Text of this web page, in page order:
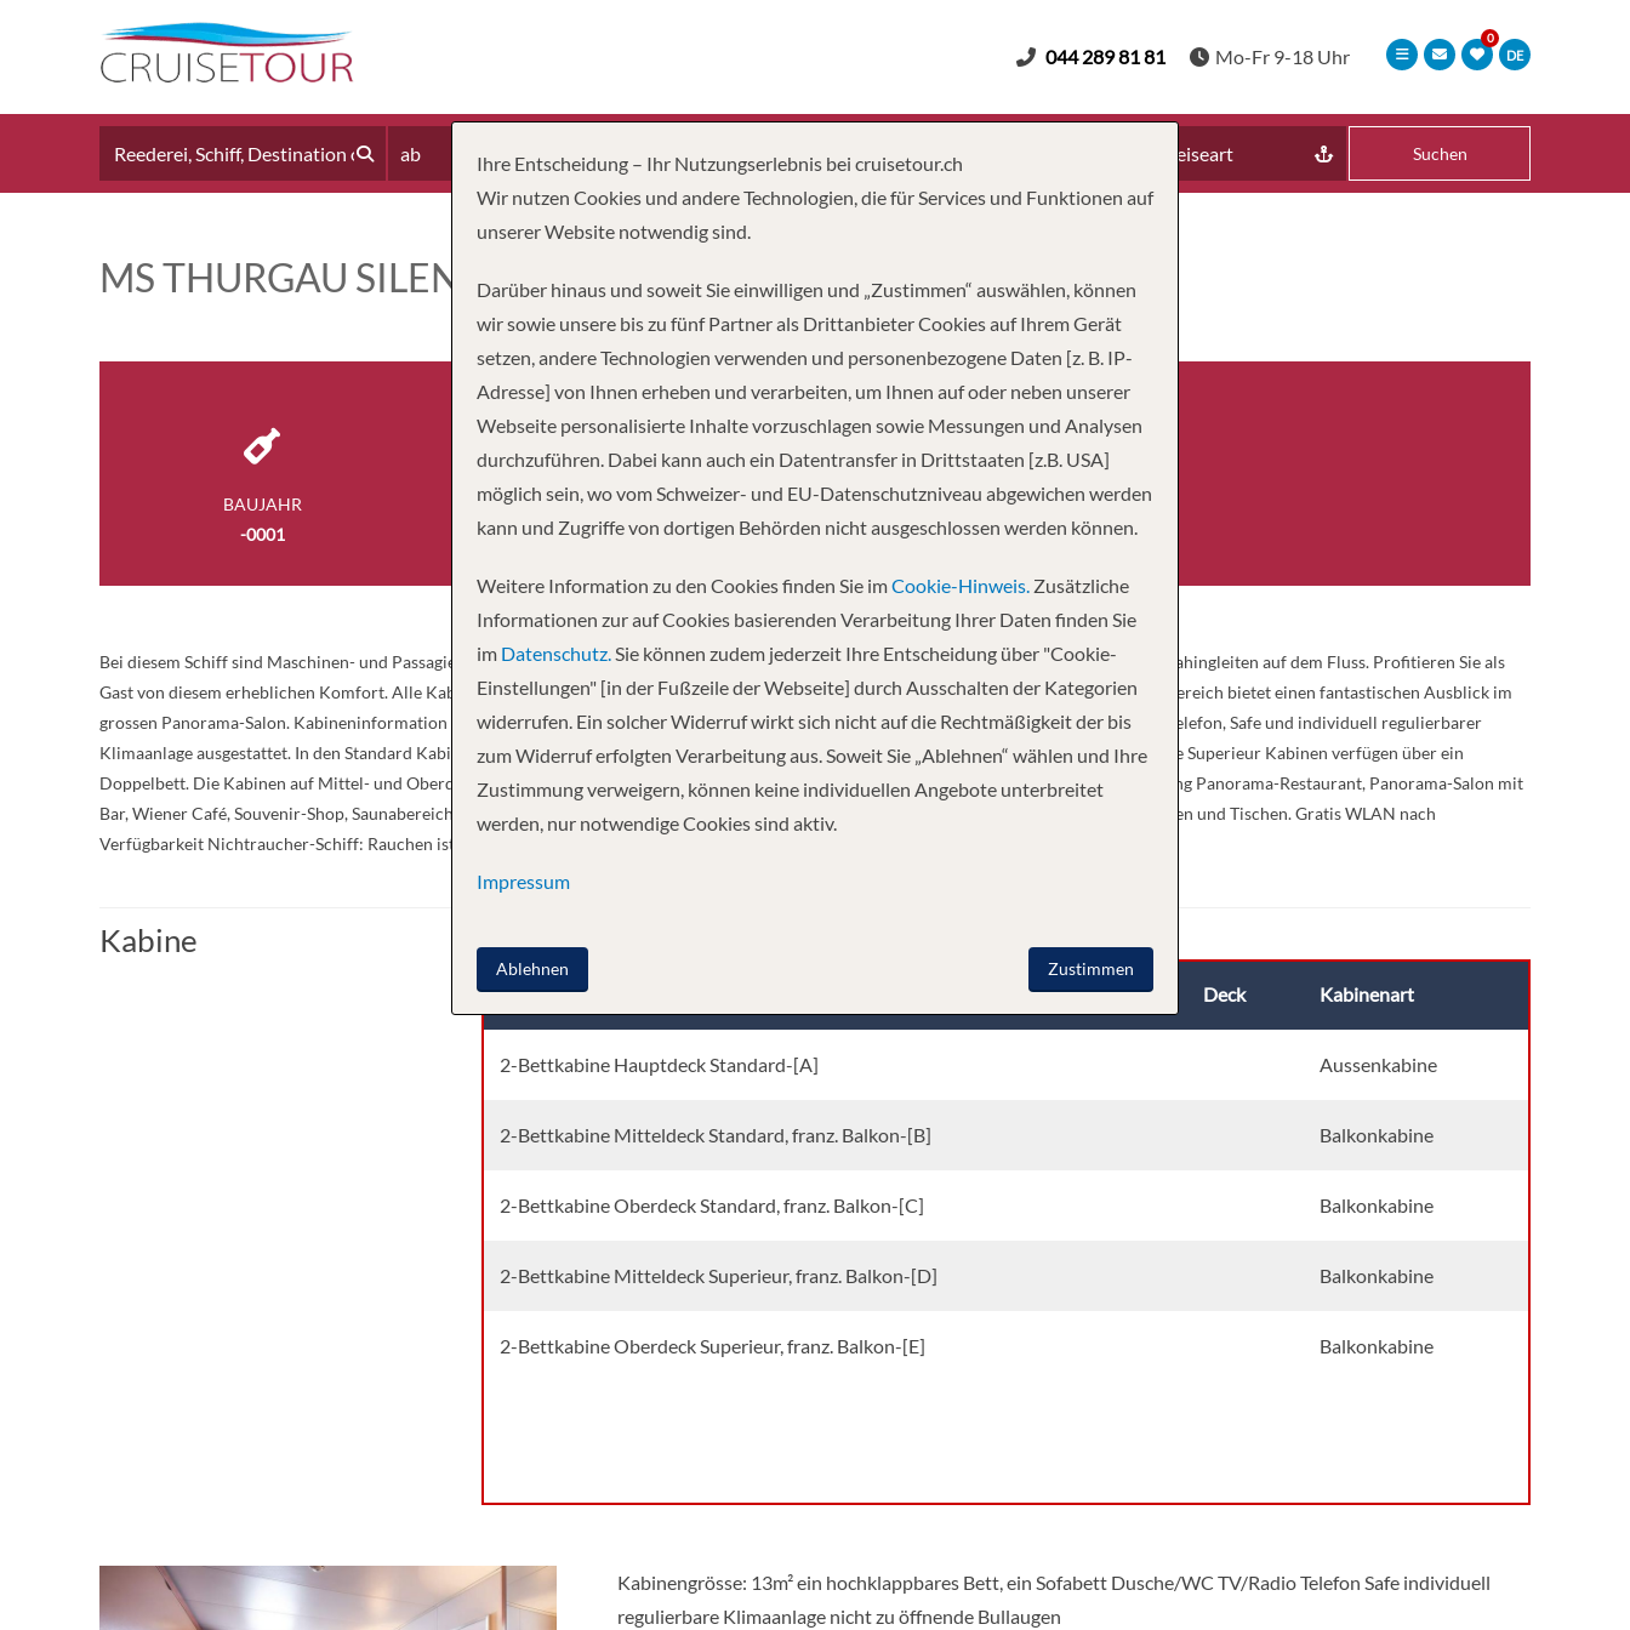
DE
044 289 81 81 Mo-Fr 9-18 Uhr
ab Erwachsene Kinder Reiseart Suchen
MS THURGAU SILENCE
BAUJAHR
-0001
Bei diesem Schiff sind Maschinen- und Passagierbereich getrennt. Dies ermöglicht MS Thurgau Silence ein fast geräusch- und vibrationsfreies Dahingleiten auf dem Fluss. Profitieren Sie als
Gast von diesem erheblichen Komfort. Alle Kabinen auf Mittel- und Oberdeck verfügen über einen französischen Balkon und der verglaste Bugbereich bietet einen fantastischen Ausblick im
grossen Panorama-Salon. Kabineninformation Die stilvoll und komfortabel eingerichteten Kabinen (ca. 13 m²) sind mit Dusche/WC, TV/Radio, Telefon, Safe und individuell regulierbarer
Klimaanlage ausgestattet. In den Standard Kabinen kann tagsüber ein Bett zur Wand geklappt werden, das andere wird zum gemütlichen Sofa. Die Superieur Kabinen verfügen über ein
Doppelbett. Die Kabinen auf Mittel- und Oberdeck haben französische Balkone, auf dem Hauptdeck nicht zu öffnende Bullaugen. Bordeinrichtung Panorama-Restaurant, Panorama-Salon mit
Bar, Wiener Café, Souvenir-Shop, Saunabereich mit zwei Heimtrainern, Sonnendeck mit Windschutzelementen, Sonnensegel, Liegestühlen, Stühlen und Tischen. Gratis WLAN nach
Verfügbarkeit Nichtraucher-Schiff: Rauchen ist nur in den dafür vorgesehenen Aussenbereichen erlaubt.
Kabine
Kabinenkategorie Deck Kabinenart
2-Bettkabine Hauptdeck Standard-[A] Aussenkabine
2-Bettkabine Mitteldeck Standard, franz. Balkon-[B] Balkonkabine
2-Bettkabine Oberdeck Standard, franz. Balkon-[C] Balkonkabine
2-Bettkabine Mitteldeck Superieur, franz. Balkon-[D] Balkonkabine
2-Bettkabine Oberdeck Superieur, franz. Balkon-[E] Balkonkabine
Kabinengrösse: 13m² ein hochklappbares Bett, ein Sofabett Dusche/WC TV/Radio Telefon Safe individuell
regulierbare Klimaanlage nicht zu öffnende Bullaugen
Ihre Entscheidung – Ihr Nutzungserlebnis bei cruisetour.ch
Wir nutzen Cookies und andere Technologien, die für Services und Funktionen auf
unserer Website notwendig sind.
Darüber hinaus und soweit Sie einwilligen und „Zustimmen“ auswählen, können
wir sowie unsere bis zu fünf Partner als Drittanbieter Cookies auf Ihrem Gerät
setzen, andere Technologien verwenden und personenbezogene Daten [z. B. IP-
Adresse] von Ihnen erheben und verarbeiten, um Ihnen auf oder neben unserer
Webseite personalisierte Inhalte vorzuschlagen sowie Messungen und Analysen
durchzuführen. Dabei kann auch ein Datentransfer in Drittstaaten [z.B. USA]
möglich sein, wo vom Schweizer- und EU-Datenschutzniveau abgewichen werden
kann und Zugriffe von dortigen Behörden nicht ausgeschlossen werden können.
Weitere Information zu den Cookies finden Sie imCookie-Hinweis. Zusätzliche
Informationen zur auf Cookies basierenden Verarbeitung Ihrer Daten finden Sie
im Datenschutz.Sie können zudem jederzeit Ihre Entscheidung über "Cookie-
Einstellungen" [in der Fußzeile der Webseite] durch Ausschalten der Kategorien
widerrufen. Ein solcher Widerruf wirkt sich nicht auf die Rechtmäßigkeit der bis
zum Widerruf erfolgten Verarbeitung aus. Soweit Sie „Ablehnen“ wählen und Ihre
Zustimmung verweigern, können keine individuellen Angebote unterbreitet
werden, nur notwendige Cookies sind aktiv.
Impressum
Zustimmen
Ablehnen